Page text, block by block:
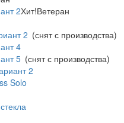
2Хит!Ветеран
2 (снят с производства)
4
5 (снят с производства)
2
Solo